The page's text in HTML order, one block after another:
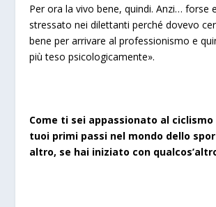
Per ora la vivo bene, quindi. Anzi… forse
stressato nei dilettanti perché dovevo
bene per arrivare al professionismo e
più teso psicologicamente».
Come ti sei appassionato al
tuoi primi passi nel mondo dello
altro, se hai iniziato con